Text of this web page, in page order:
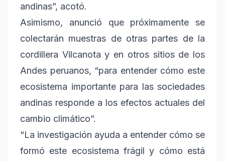
andinas”, acotó.
Asimismo, anunció que próximamente se
colectarán muestras de otras partes de la
cordillera Vilcanota y en otros sitios de los
Andes peruanos, “para entender cómo este
ecosistema importante para las sociedades
andinas responde a los efectos actuales del
cambio climático”.
“La investigación ayuda a entender cómo se
formó este ecosistema frágil y cómo está